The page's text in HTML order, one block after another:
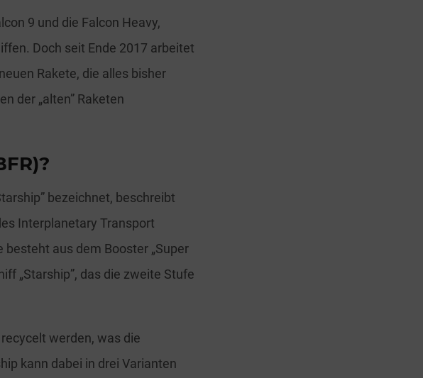
9 und die Falcon Heavy,
Doch seit Ende 2017 arbeitet
Rakete, die alles bisher
der „alten” Raketen
bezeichnet, beschreibt
Interplanetary Transport
aus dem Booster „Super
„Starship”, das die zweite Stufe
werden, was die
kann dabei in drei Varianten